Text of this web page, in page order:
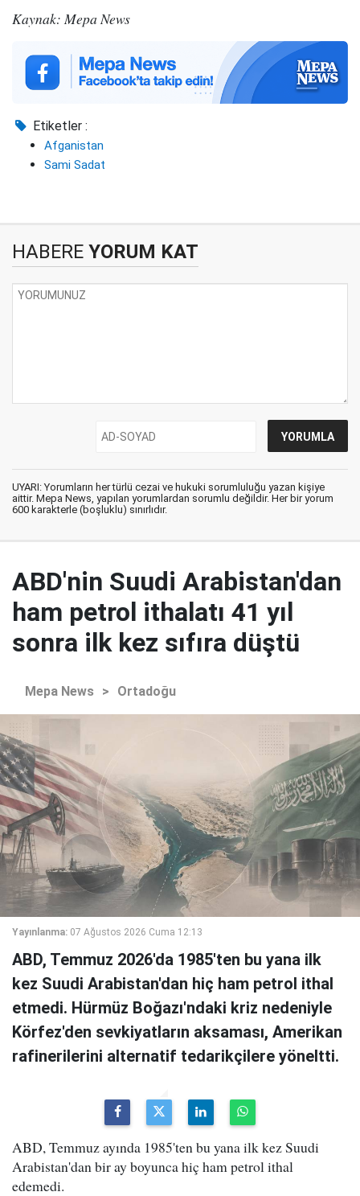
Kaynak: Mepa News
Etiketler :
Afganistan
Sami Sadat
HABERE YORUM KAT
UYARI: Yorumların her türlü cezai ve hukuki sorumluluğu yazan kişiye
aittir. Mepa News, yapılan yorumlardan sorumlu değildir. Her bir yorum
600 karakterle (boşluklu) sınırlıdır.
ABD'nin Suudi Arabistan'dan
ham petrol ithalatı 41 yıl
sonra ilk kez sıfıra düştü
Mepa News > Ortadoğu
Yayınlanma: 07 Ağustos 2026 Cuma 12:13
ABD, Temmuz 2026'da 1985'ten bu yana ilk
kez Suudi Arabistan'dan hiç ham petrol ithal
etmedi. Hürmüz Boğazı'ndaki kriz nedeniyle
Körfez'den sevkiyatların aksaması, Amerikan
rafinerilerini alternatif tedarikçilere yöneltti.
ABD, Temmuz ayında 1985'ten bu yana ilk kez Suudi
Arabistan'dan bir ay boyunca hiç ham petrol ithal
edemedi.